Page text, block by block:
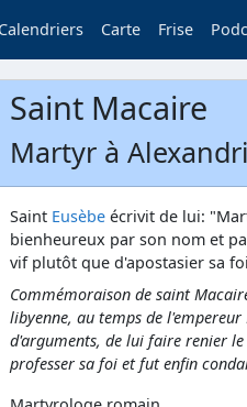
Calendriers Carte Frise
Saint Macaire
Martyr à
Saint Eusèbe écrivit de lui:
bienheureux par son nom et
vif plutôt que d'apostasier sa
Commémoraison de saint
libyenne, au temps de
d'arguments, de lui faire renier
professer sa foi et fut enfin